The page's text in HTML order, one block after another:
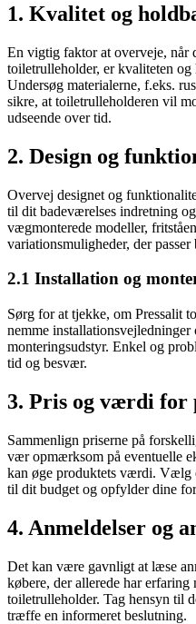
1. Kvalitet og
En vigtig faktor at overveje, når
toiletrulleholder, er kvaliteten
Undersøg materialerne, f.eks.
sikre, at toiletrulleholderen vil
udseende over tid.
2. Design og
Overvej designet og
til dit badeværelses indretning
vægmonterede modeller,
variationsmuligheder, der
2.1 Installation og
Sørg for at tjekke, om Pressalit
nemme installationsvejledninger
monteringsudstyr. Enkel og
tid og besvær.
3. Pris og værdi for
Sammenlign priserne på
vær opmærksom på eventuelle
kan øge produktets værdi. Vælg
til dit budget og opfylder dine
4. Anmeldelser og
Det kan være gavnligt at læse
købere, der allerede har
toiletrulleholder. Tag hensyn til
træffe en informeret beslutning.